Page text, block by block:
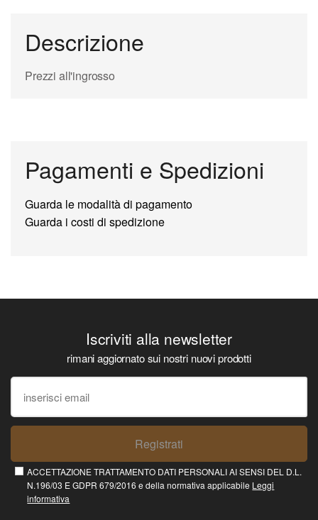
Descrizione
Prezzi all'ingrosso
Pagamenti e Spedizioni
Guarda le modalità di pagamento
Guarda i costi di spedizione
Iscriviti alla newsletter
rimani aggiornato sui nostri nuovi prodotti
Registrati
ACCETTAZIONE TRATTAMENTO DATI PERSONALI AI SENSI DEL D.L.
N.196/03 E GDPR 679/2016 e della normativa applicabile Leggi
informativa